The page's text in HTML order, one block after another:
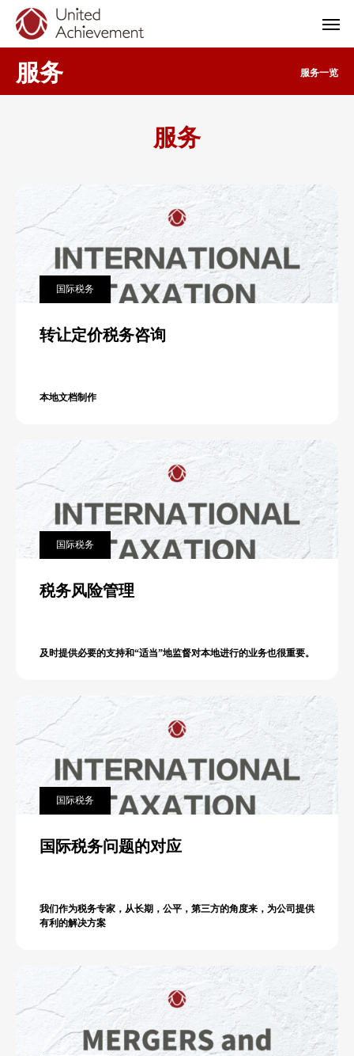
服务 服务一览
服务
国际税务
转让定价税务咨询
本地文档制作
国际税务
税务风险管理
及时提供必要的支持和“适当”地监督对本地进行的业务也很重要。
国际税务
国际税务问题的对应
我们作为税务专家，从长期，公平，第三方的角度来，为公司提供
有利的解决方案